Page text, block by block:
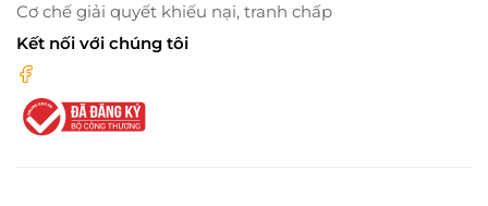
Cơ chế giải quyết khiếu nại, tranh chấp
Kết nối với chúng tôi